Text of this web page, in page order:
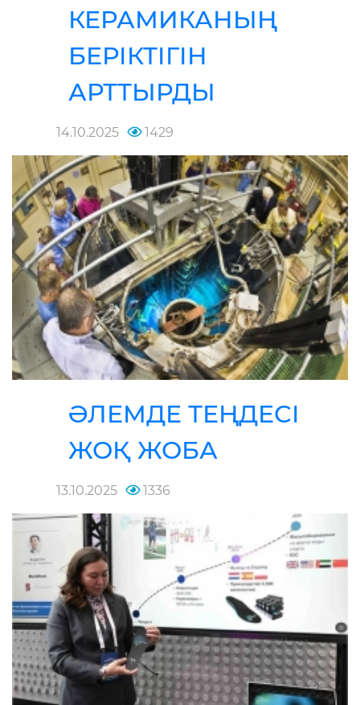
КЕРАМИКАНЫҢ
БЕРІКТІГІН
АРТТЫРДЫ
14.10.2025 1429
ӘЛЕМДЕ ТЕҢДЕСІ
ЖОҚ ЖОБА
13.10.2025 1336